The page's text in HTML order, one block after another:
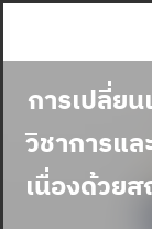
การเปลี่ย
วิชาการแล
เนื่องด้วย